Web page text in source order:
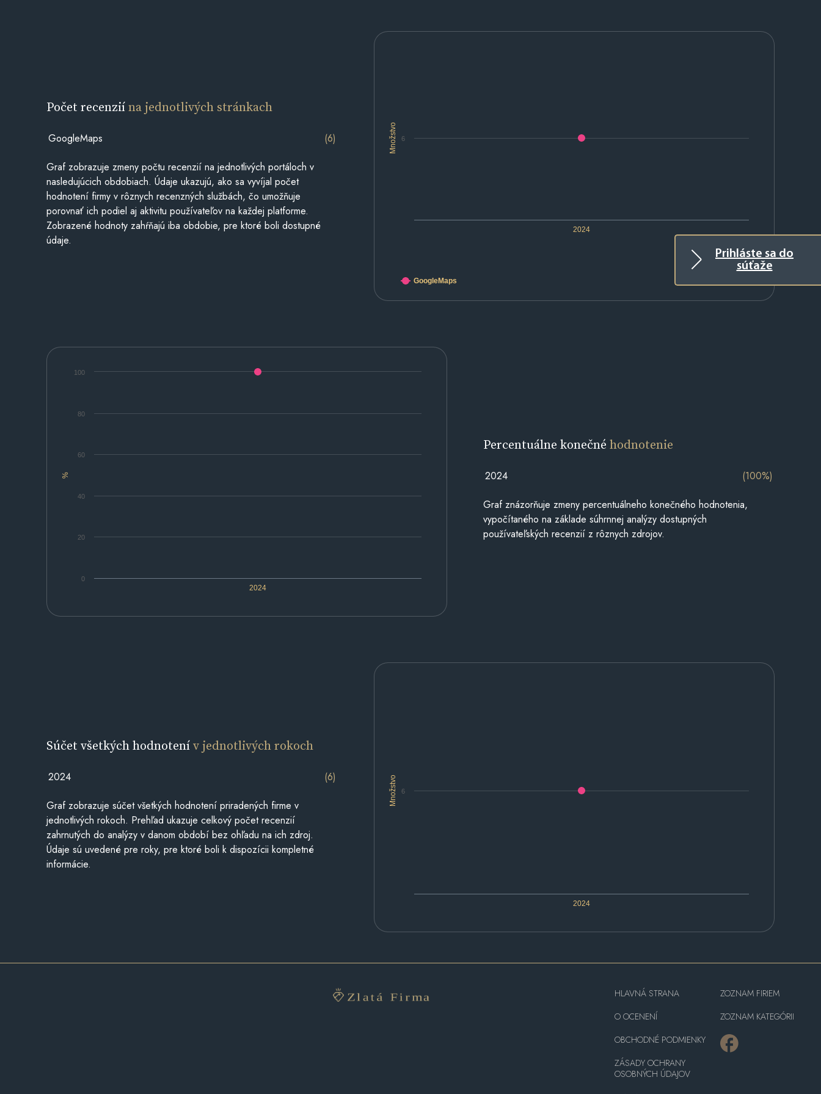
Prihláste sa do
súťaže
Množstvo
2024
6
GoogleMaps
Počet recenziína jednotlivých stránkach
GoogleMaps (6)
Graf zobrazuje zmeny počtu recenzií na jednotlivých portáloch v
nasledujúcich obdobiach. Údaje ukazujú, ako sa vyvíjal počet
hodnotení firmy v rôznych recenzných službách, čo umožňuje
porovnať ich podiel aj aktivitu používateľov na každej platforme.
Zobrazené hodnoty zahŕňajú iba obdobie, pre ktoré boli dostupné
údaje.
%
2024
0
20
40
60
80
100
Percentuálne konečnéhodnotenie
2024 (100%)
Graf znázorňuje zmeny percentuálneho konečného hodnotenia,
vypočítaného na základe súhrnnej analýzy dostupných
používateľských recenzií z rôznych zdrojov.
Množstvo
2024
6
Súčet všetkých hodnotenív jednotlivých rokoch
2024 (6)
Graf zobrazuje súčet všetkých hodnotení priradených firme v
jednotlivých rokoch. Prehľad ukazuje celkový počet recenzií
zahrnutých do analýzy v danom období bez ohľadu na ich zdroj.
Údaje sú uvedené pre roky, pre ktoré boli k dispozícii kompletné
informácie.
HLAVNÁ STRANA
O OCENENÍ
OBCHODNÉ PODMIENKY
ZÁSADY OCHRANY
OSOBNÝCH ÚDAJOV
ZOZNAM FIRIEM
ZOZNAM KATEGÓRII